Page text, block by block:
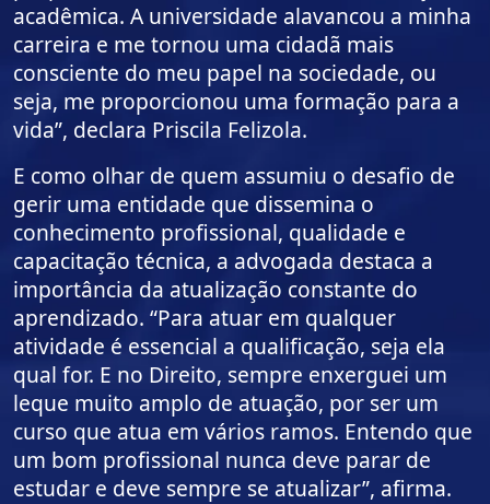
acadêmica. A universidade alavancou a minha
carreira e me tornou uma cidadã mais
consciente do meu papel na sociedade, ou
seja, me proporcionou uma formação para a
vida”, declara Priscila Felizola.
E como olhar de quem assumiu o desafio de
gerir uma entidade que dissemina o
conhecimento profissional, qualidade e
capacitação técnica, a advogada destaca a
importância da atualização constante do
aprendizado. “Para atuar em qualquer
atividade é essencial a qualificação, seja ela
qual for. E no Direito, sempre enxerguei um
leque muito amplo de atuação, por ser um
curso que atua em vários ramos. Entendo que
um bom profissional nunca deve parar de
estudar e deve sempre se atualizar”, afirma.